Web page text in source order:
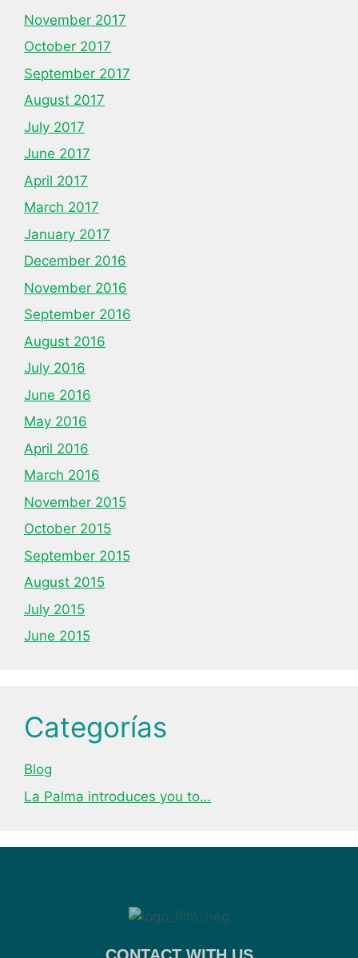
November 2017
October 2017
September 2017
August 2017
July 2017
June 2017
April 2017
March 2017
January 2017
December 2016
November 2016
September 2016
August 2016
July 2016
June 2016
May 2016
April 2016
March 2016
November 2015
October 2015
September 2015
August 2015
July 2015
June 2015
Categorías
Blog
La Palma introduces you to…
CONTACT WITH US